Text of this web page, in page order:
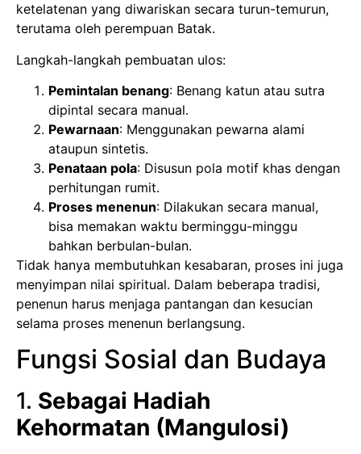
ketelatenan yang diwariskan secara turun-temurun,
terutama oleh perempuan Batak.
Langkah-langkah pembuatan ulos:
Pemintalan benang: Benang katun atau sutra
dipintal secara manual.
Pewarnaan: Menggunakan pewarna alami
ataupun sintetis.
Penataan pola: Disusun pola motif khas dengan
perhitungan rumit.
Proses menenun: Dilakukan secara manual,
bisa memakan waktu berminggu-minggu
bahkan berbulan-bulan.
Tidak hanya membutuhkan kesabaran, proses ini juga
menyimpan nilai spiritual. Dalam beberapa tradisi,
penenun harus menjaga pantangan dan kesucian
selama proses menenun berlangsung.
Fungsi Sosial dan Budaya
1. Sebagai Hadiah
Kehormatan (Mangulosi)